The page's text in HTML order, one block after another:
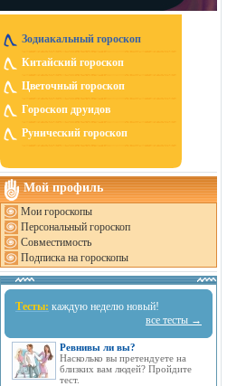
Зодиакальный гороскоп
Китайский гороскоп
Цветочный гороскоп
Гороскоп друидов
Рунический гороскоп
Мой профиль
Мои гороскопы
Персональный гороскоп
Совместимость
Подписка на гороскопы
Тесты: каждую неделю новый!
все тесты →
Ревнивы ли вы?
Насколько вы претендуете на
близких вам людей? Пройдите
тест.